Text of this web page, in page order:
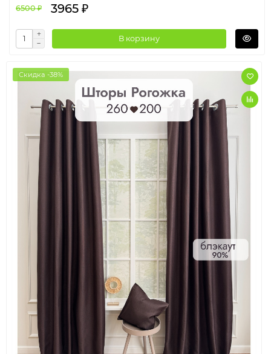
6500 ₽ 3965 ₽
В корзину
Скидка -38%